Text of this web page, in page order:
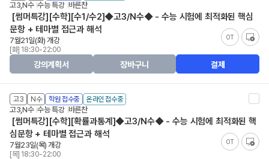
고3,N수 수능 특강 바른찬
[썸머특강][수학][수1/수2]◆고3/N수◆ - 수능 시험에 최적화된 핵심
문항 + 테마별 접근과 해석
OT
7월21일(화) 개강
[화] 18:30-22:00
강의계획서 장바구니 결제
고3 N수 학원 접수중 온라인 접수중
고3,N수 수능 특강 바른찬
[썸머특강][수학][확률과통계]◆고3/N수◆ - 수능 시험에 최적화된 핵
심문항 + 테마별 접근과 해석
OT
7월23일(목) 개강
[목] 18:30-22:00